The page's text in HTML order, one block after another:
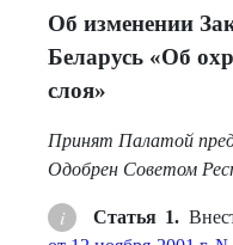
Об изменении
Беларусь «Об
слоя»
Принят Палатой
Одобрен Советом
Статья 1.